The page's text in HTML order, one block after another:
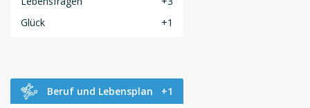
Glück
+1
Beruf und Lebensplan +1